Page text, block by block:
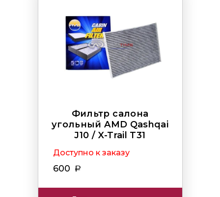
Фильтр салона
угольный AMD Qashqai
J10 / X-Trail T31
Доступно к заказу
600